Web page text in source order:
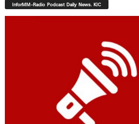
InforMM-Radio Podcast Daily News. KIC